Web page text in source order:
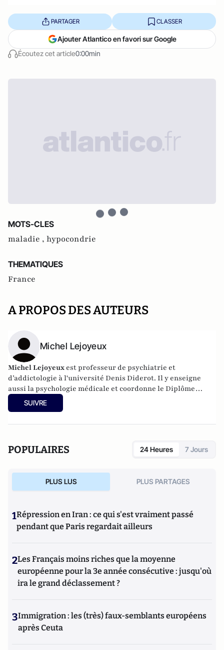
Écoutez cet article0:00min
PARTAGER CLASSER
Ajouter Atlantico en favori sur Google
MOTS-CLES
maladie , hypocondrie
THEMATIQUES
France
A PROPOS DES AUTEURS
Michel Lejoyeux
Michel Lejoyeux est professeur de psychiatrie et
d’addictologie à l'université Denis Diderot. Il y enseigne
aussi la psychologie médicale et coordonne le Diplôme
d’études spécialisé en addictologie. Il est chef de service de
psychiatrie et d’addictologie de l’hôpital Bichat et de Maison
Editions Plon estRéveillez vos désirs etTout déprimé est un
SUIVRE
POPULAIRES 24 Heures 7 Jours
PLUS LUS PLUS PARTAGES
1Répression en Iran : ce qui s'est vraiment passé
pendant que Paris regardait ailleurs
2Les Français moins riches que la moyenne
européenne pour la 3e année consécutive : jusqu'où
ira le grand déclassement ?
3Immigration : les (très) faux-semblants européens
après Ceuta